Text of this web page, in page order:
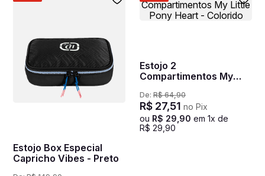
Estojo Box Especial
Capricho Vibes - Preto
Estojo 2
Compartimentos My
Colorido
De: R$ 64,90
R$ 27,51 no Pix
ou R$ 29,90 em 1x de
R$ 29,90